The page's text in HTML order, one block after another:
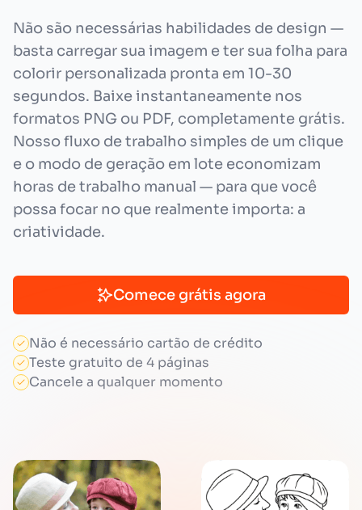
Não são necessárias habilidades de design —
basta carregar sua imagem e ter sua folha para
colorir personalizada pronta em 10-30
segundos. Baixe instantaneamente nos
formatos PNG ou PDF, completamente grátis.
Nosso fluxo de trabalho simples de um clique
e o modo de geração em lote economizam
horas de trabalho manual — para que você
possa focar no que realmente importa: a
criatividade.
Comece grátis agora
Não é necessário cartão de crédito
Teste gratuito de 4 páginas
Cancele a qualquer momento